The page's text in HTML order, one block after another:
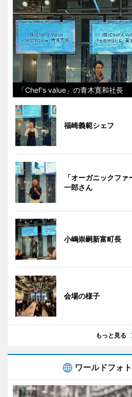
「Chef's value」の青木寛和社長
福崎義範シェフ
「オーガニックフ
一郎さん
小嶋崇嗣新富町長
会場の様子
もっと見る
ワールドフォ